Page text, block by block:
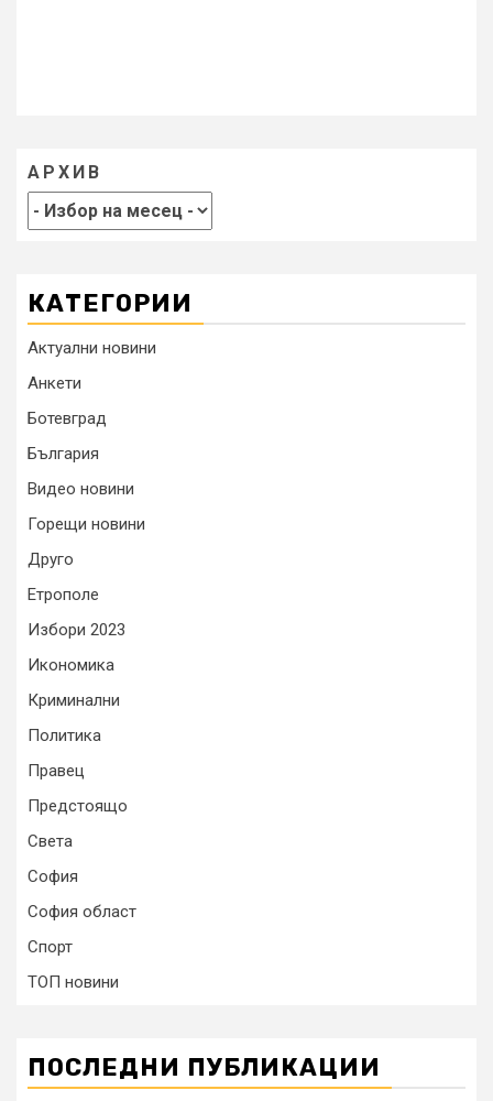
АРХИВ
КАТЕГОРИИ
Актуални новини
Анкети
Ботевград
България
Видео новини
Горещи новини
Друго
Етрополе
Избори 2023
Икономика
Криминални
Политика
Правец
Предстоящо
Света
София
София област
Спорт
ТОП новини
ПОСЛЕДНИ ПУБЛИКАЦИИ